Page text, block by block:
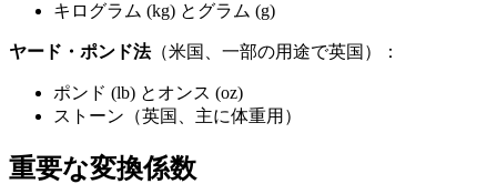
キログラム (kg) とグラム (g)
ヤード・ポンド法（米国、一部の用途で英国）：
ポンド (lb) とオンス (oz)
ストーン（英国、主に体重用）
重要な変換係数